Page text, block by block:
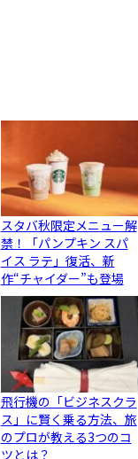
スタバ秋限定メニュー解
禁！「パンプキン スパ
イス ラテ」復活、新
作“チャイダー”も登場
飛行機の「ビジネスクラ
ス」に賢く乗る方法、旅
のプロが教える3つのコ
ツとは？